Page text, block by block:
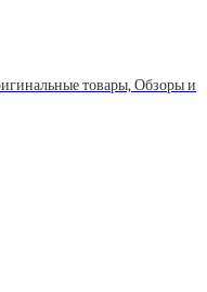
товары, Обзоры и